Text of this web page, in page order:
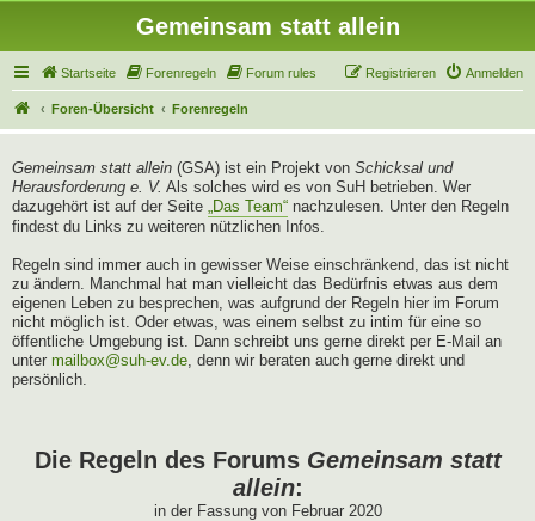
Gemeinsam statt allein
Startseite Forenregeln Forum rules Anmelden
Registrieren
Foren-Übersicht Forenregeln
Gemeinsam statt allein (GSA) ist ein Projekt von Schicksal und
Herausforderung e. V. Als solches wird es von SuH betrieben. Wer
dazugehört ist auf der Seite „Das Team“ nachzulesen. Unter den Regeln
findest du Links zu weiteren nützlichen Infos.
Regeln sind immer auch in gewisser Weise einschränkend, das ist nicht
zu ändern. Manchmal hat man vielleicht das Bedürfnis etwas aus dem
eigenen Leben zu besprechen, was aufgrund der Regeln hier im Forum
nicht möglich ist. Oder etwas, was einem selbst zu intim für eine so
öffentliche Umgebung ist. Dann schreibt uns gerne direkt per E-Mail an
unter mailbox@suh-ev.de, denn wir beraten auch gerne direkt und
persönlich.
Die Regeln des Forums Gemeinsam statt
allein:
in der Fassung von Februar 2020